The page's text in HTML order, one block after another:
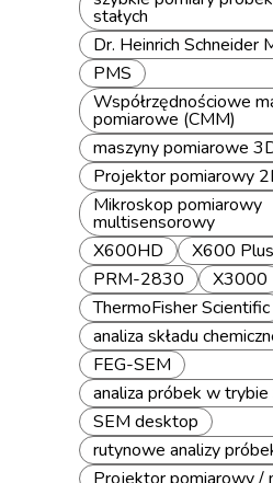
stałych
Dr. Heinrich Schneider
PMS
Współrzędnościowe
pomiarowe (CMM)
maszyny pomiarowe
Projektor pomiarowy
Mikroskop pomiarowy
multisensorowy
X600HD
X600 Plus
PRM-2830
X3000
ThermoFisher Scientific
analiza składu
FEG-SEM
analiza próbek w trybie
SEM desktop
rutynowe analizy